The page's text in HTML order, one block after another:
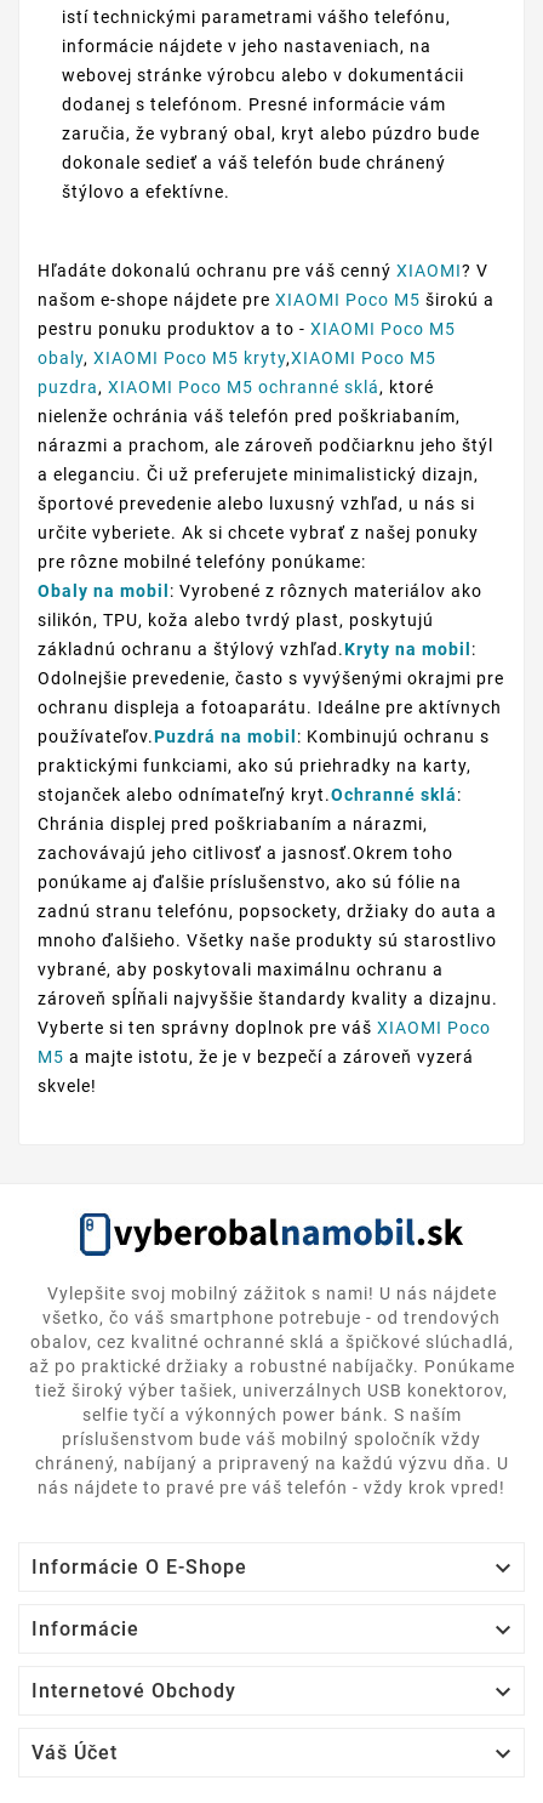
istí technickými parametrami vášho telefónu,
informácie nájdete v jeho nastaveniach, na
webovej stránke výrobcu alebo v dokumentácii
dodanej s telefónom. Presné informácie vám
zaručia, že vybraný obal, kryt alebo púzdro bude
dokonale sedieť a váš telefón bude chránený
štýlovo a efektívne.
Hľadáte dokonalú ochranu pre váš cenný XIAOMI? V
našom e-shope nájdete pre XIAOMI Poco M5 širokú a
pestru ponuku produktov a to - XIAOMI Poco M5
obaly, XIAOMI Poco M5 kryty,XIAOMI Poco M5
puzdra, XIAOMI Poco M5 ochranné sklá, ktoré
nielenže ochránia váš telefón pred poškriabaním,
nárazmi a prachom, ale zároveň podčiarknu jeho štýl
a eleganciu. Či už preferujete minimalistický dizajn,
športové prevedenie alebo luxusný vzhľad, u nás si
určite vyberiete. Ak si chcete vybrať z našej ponuky
pre rôzne mobilné telefóny ponúkame:
Obaly na mobil : Vyrobené z rôznych materiálov ako
silikón, TPU, koža alebo tvrdý plast, poskytujú
základnú ochranu a štýlový vzhľad.Kryty na mobil :
Odolnejšie prevedenie, často s vyvýšenými okrajmi pre
ochranu displeja a fotoaparátu. Ideálne pre aktívnych
používateľov.Puzdrá na mobil : Kombinujú ochranu s
praktickými funkciami, ako sú priehradky na karty,
stojanček alebo odnímateľný kryt.Ochranné sklá:
Chránia displej pred poškriabaním a nárazmi,
zachovávajú jeho citlivosť a jasnosť.Okrem toho
ponúkame aj ďalšie príslušenstvo, ako sú fólie na
zadnú stranu telefónu, popsockety, držiaky do auta a
mnoho ďalšieho. Všetky naše produkty sú starostlivo
vybrané, aby poskytovali maximálnu ochranu a
zároveň spĺňali najvyššie štandardy kvality a dizajnu.
Vyberte si ten správny doplnok pre váš XIAOMI Poco
M5 a majte istotu, že je v bezpečí a zároveň vyzerá
skvele!
Vylepšite svoj mobilný zážitok s nami! U nás nájdete
všetko, čo váš smartphone potrebuje - od trendových
obalov, cez kvalitné ochranné sklá a špičkové slúchadlá,
až po praktické držiaky a robustné nabíjačky. Ponúkame
tiež široký výber tašiek, univerzálnych USB konektorov,
selfie tyčí a výkonných power bánk. S naším
príslušenstvom bude váš mobilný spoločník vždy
chránený, nabíjaný a pripravený na každú výzvu dňa. U
nás nájdete to pravé pre váš telefón - vždy krok vpred!
Informácie O E-Shope 
Informácie 
Internetové Obchody 
Váš Účet 